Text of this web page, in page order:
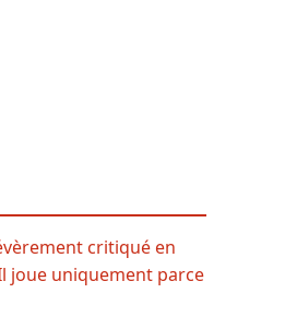
critiqué en
joue uniquement parce